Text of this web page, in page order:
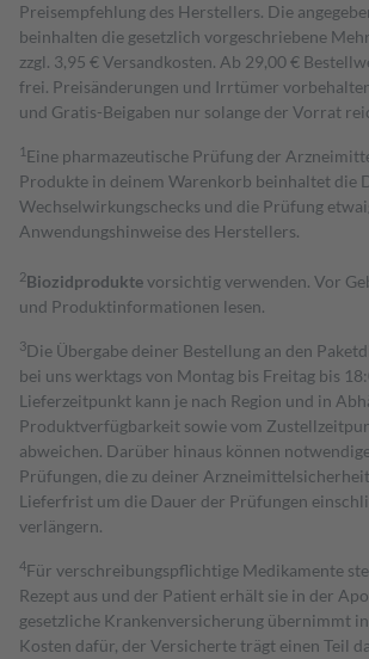
Preisempfehlung des Herstellers. Die
beinhalten die gesetzlich vorgeschriebene
zzgl. 3,95 € Versandkosten. Ab 29,00 €
frei. Preisänderungen und Irrtümer
und Gratis-Beigaben nur solange der Vorrat
1 Eine pharmazeutische Prüfung der
Produkte in deinem Warenkorb beinhaltet die
Wechselwirkungschecks und die Prüfung
Anwendungshinweise des Herstellers.
2Biozidproduktevorsichtig verwenden. Vor
und Produktinformationen lesen.
3Die Übergabe deiner Bestellung an den
bei uns werktags von Montag bis Freitag bis
Lieferzeitpunkt kann je nach Region und in
Produktverfügbarkeit sowie vom
abweichen. Darüber hinaus können
Prüfungen, die zu deiner
Lieferfrist um die Dauer der Prüfungen
verlängern.
4Für verschreibungspflichtige Medikamente
Rezept aus und der Patient erhält sie in der
gesetzliche Krankenversicherung übernimmt
Kosten dafür, der Versicherte trägt einen Teil